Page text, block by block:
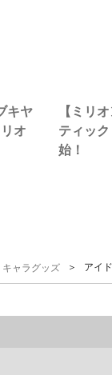
キヤ
オ
【ミリ
ティッ
始！
キャラグッズ ＞ アイド